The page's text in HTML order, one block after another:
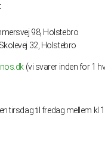
98, Holstebro
32, Holstebro
(vi svarer inden for 1
tirsdag til fredag mellem kl